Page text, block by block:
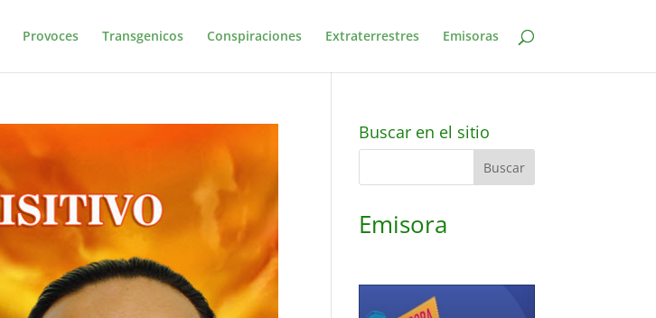
Provoces Transgenicos Conspiraciones Extraterrestres Emisoras
Buscar en el sitio
Emisora
Reproductor
audio